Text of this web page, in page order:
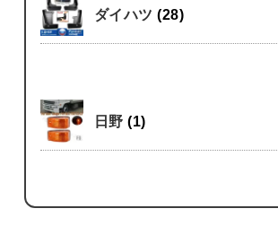
ダイハツ(28)
日野(1)